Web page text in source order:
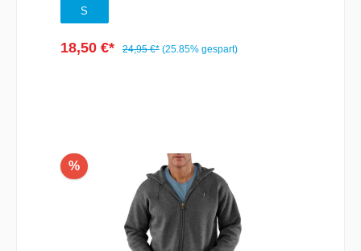
NackenlabelMaterial:62% Polyester, 38%
Baumwolle
S
18,50 €* 24,95 €* (25.85% gespart)
%